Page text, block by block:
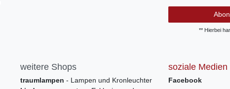
** Hierbei
weitere Shops
traumlampen - Lampen und Kronleuchter
soziale Medien
Facebook